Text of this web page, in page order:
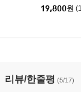
19,800원
리뷰/한줄평 (5/17)